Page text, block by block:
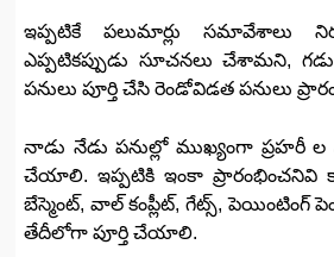
ఇప్పటికే పలుమార్లు సమావేశాలు
ఎప్పటికప్పుడు సూచనలు చేశామని,
పనులు పూర్తి చేసి రెండోవిడత పనులు
నాడు నేడు పనుల్లో ముఖ్యంగా ప్రహరీ ల
చేయాలి. ఇప్పటికి ఇంకా ప్రారంభించనివి
బేస్మెంట్, వాల్ కంప్లీట్, గేట్స్, పెయింటింగ్
తేదీలోగా పూర్తి చేయాలి.